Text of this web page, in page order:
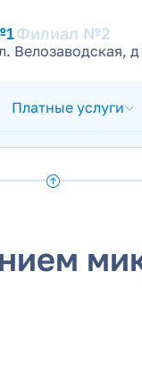
Филиал №2
Велозаводская,
Платные услуги